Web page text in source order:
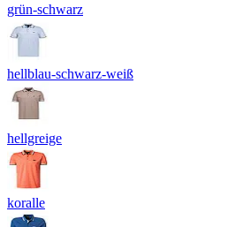
grün-schwarz
hellblau-schwarz-weiß
hellgreige
koralle